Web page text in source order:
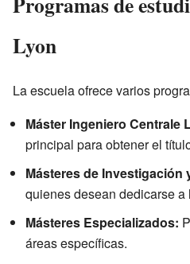
Lyon
La escuela ofrece varios
Máster Ingeniero Centrale
principal para obtener el
Másteres de Investigación
quienes desean dedicarse
Másteres Especializados:
áreas específicas.